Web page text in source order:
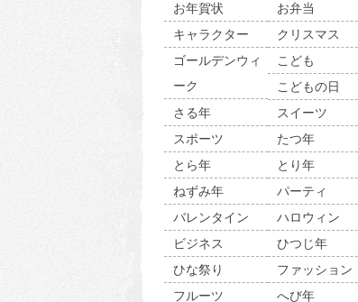
お年賀状
お弁当
キャラクター
クリスマス
ゴールデンウィ
ーク
こども
こどもの日
さる年
スイーツ
スポーツ
たつ年
とら年
とり年
ねずみ年
パーティ
バレンタイン
ハロウィン
ビジネス
ひつじ年
ひな祭り
ファッション
フルーツ
へび年